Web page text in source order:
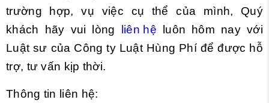
trường hợp, vụ việc cụ thể của mình, Quý
khách hãy vui lòng
liên hệ luôn hôm nay với
Luật sư của Công ty Luật Hùng Phí để được hỗ
trợ, tư vấn kịp thời.
Thông tin liên hệ: